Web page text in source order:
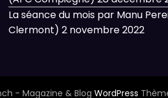
La séance du mois par Manu
Clermont) 2 novembre 2022
- Magazine & Blog WordPress